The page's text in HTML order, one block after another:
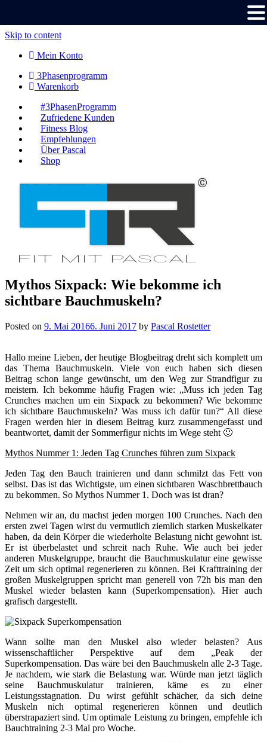
Skip to content
Mein Konto
3Phasenprogramm
Warenkorb
#3PhasenProgramm
Zufriedene Kunden
Fitness Blog
Empfehlungen
Über Pascal
Shop
Mythos Sixpack: Wie bekomme ich
sichtbare Bauchmuskeln?
Posted on 9. Mai 20166. Juni 2017 by Pascal Rostetter
Hallo meine Lieben, der heutige Blogbeitrag dreht sich komplett um
das Thema Bauchmuskeln. Viele von euch haben sich diesen
Beitrag schon lange gewünscht, um den Weg zur Strandfigur zu
meistern. Ich bekomme häufig Fragen wie: „Muss ich jeden Tag
Crunches machen um ein Sixpack zu bekommen? Wie bekomme
ich sichtbare Bauchmuskeln? Was muss ich dafür tun?“ All diese
Fragen werden hier in diesem Beitrag kurz zusammengefasst und
beantwortet, damit der Sommerfigur nichts im Wege steht 🙂
Mythos Nummer 1: Jeden Tag Crunches führen zum Sixpack
Jeden Tag den Bauch trainieren und dann schmilzt das Fett von
selbst. Das ist das Wichtigste, um einen sichtbaren Waschbrettbauch
zu bekommen. So Mythos Nummer 1. Doch was ist dran?
Nehmen wir an, du machst jeden morgen 100 Crunches. Nach den
ersten zwei Tagen wirst du vermutlich ziemlich starken Muskelkater
haben, da dein Körper die wiederholte Belastung nicht gewohnt ist.
Er ist überbelastet und schreit nach Ruhe. Wie auch bei jeder
anderen Muskelgruppe, braucht die Bauchmuskulatur eine gewisse
Zeit um sich optimal regenerieren zu können. Bei Krafttraining der
großen Muskelgruppen spricht man generell von 72h bis man den
Muskel wieder belasten kann (Superkompensation). Hier auch
grafisch dargestellt.
Wann sollte man den Muskel also wieder belasten? Aus
wissenschaftlicher Perspektive auf dem „Peak der
Superkompensation. Das wäre bei den Bauchmuskeln alle 2-3 Tage.
Je nachdem, wie stark die Belastung war. Würde man jetzt täglich
seine Bauchmuskulatur trainieren, käme es zu einer
Leistungsstagnation. Du wirst gefühlt schächer, da sich deine
Muskeln nich optimal regenerieren können und deutlich
überstrapaziert sind. Um optimale Leistung zu bringen, empfehle ich
Bauchtraining 2-3 Mal pro Woche.